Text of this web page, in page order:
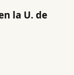
la U. de